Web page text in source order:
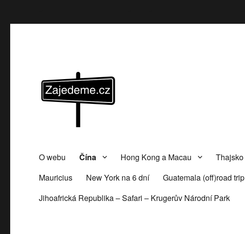
O webu Čína Hong Kong a Macau Thajsko
Mauricius
New York na 6 dní Guatemala (off)road trip
Jihoafrická Republika – Safari – Krugerův Národní Park